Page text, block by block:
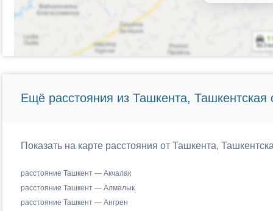
Ещё расстояния из Ташкента, Ташкентская
Показать на карте расстояния от Ташкента,
расстояние Ташкент — Акчалак
расстояние Ташкент — Алмалык
расстояние Ташкент — Ангрен